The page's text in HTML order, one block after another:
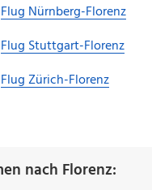
Flug Nürnberg-Florenz
Flug Stuttgart-Florenz
Flug Zürich-Florenz
nach Florenz: